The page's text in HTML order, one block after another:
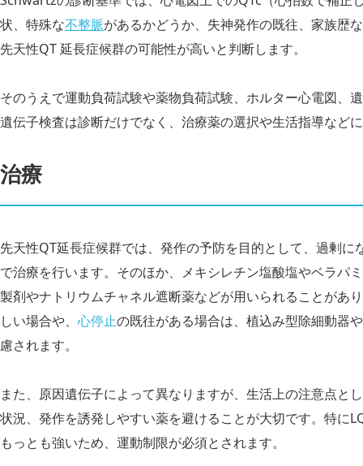
状、特殊な不整脈があるかどうか、失神発作の既往、家族歴
先天性QT 延長症候群の可能性が高いと判断します。
そのうえで運動負荷試験や薬物負荷試験、ホルター心電図、
遺伝子検査は診断だけでなく、治療薬の選択や生活指導など
治療
先天性QT延長症候群では、発作の予防を目的として、過剰
で治療を行います。そのほか、メキシレチン塩酸塩やベラパ
製剤やナトリウムチャネル遮断薬などが用いられることがあ
しい場合や、 心停止の既往がある場合は、植込み型除細動器
慮されます。
また、原因遺伝子によって異なりますが、生活上の注意点と
状況、発作を誘発しやすい薬を避けることが大切です。特に
もっとも強いため、運動制限が必須とされます。